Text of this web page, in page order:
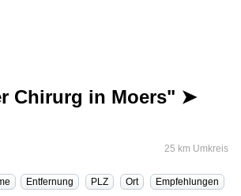
Chirurg in Moers" ➤
25 km Umkreis
Entfernung PLZ Ort
Empfehlungen